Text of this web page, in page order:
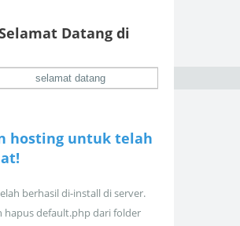
Datang di
hosting untuk telah
berhasil di-install di server.
hapus default.php dari folder